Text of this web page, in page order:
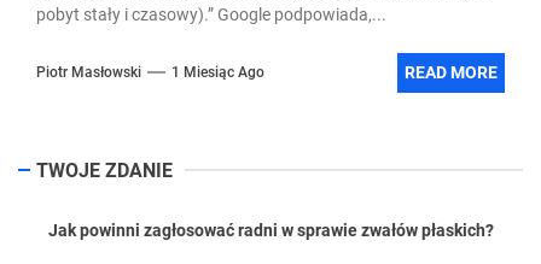
pobyt stały i czasowy).” Google podpowiada,...
Piotr Masłowski 1 Miesiąc Ago READ MORE
TWOJE ZDANIE
Jak powinni zagłosować radni w sprawie zwałów płaskich?